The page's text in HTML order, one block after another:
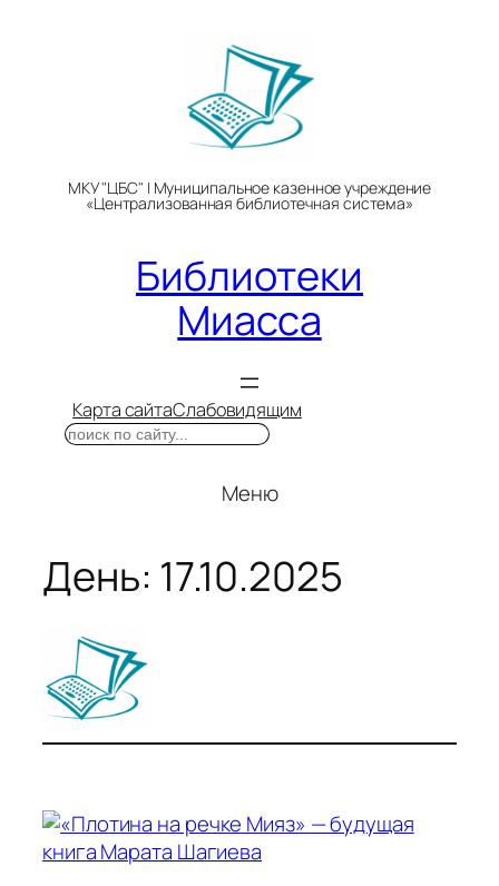
МКУ "ЦБС" | Муниципальное казенное учреждение
«Централизованная библиотечная система»
Библиотеки
Миасса
Карта сайтаСлабовидящим
Поиск
Меню
День: 17.10.2025